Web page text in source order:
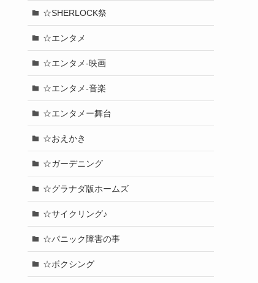
☆SHERLOCK祭
☆エンタメ
☆エンタメ-映画
☆エンタメ-音楽
☆エンタメー舞台
☆おえかき
☆ガーデニング
☆グラナダ版ホームズ
☆サイクリング♪
☆パニック障害の事
☆ボクシング